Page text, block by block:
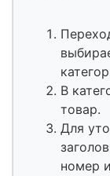
В
товар.
Для
номер